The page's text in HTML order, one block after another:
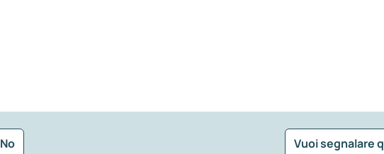
No Vuoi segnalare